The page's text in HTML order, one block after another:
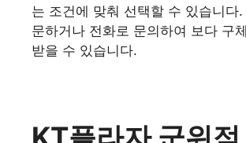
는 조건에 맞춰 선택할 수 있습니다
문하거나 전화로 문의하여 보다 구
받을 수 있습니다.